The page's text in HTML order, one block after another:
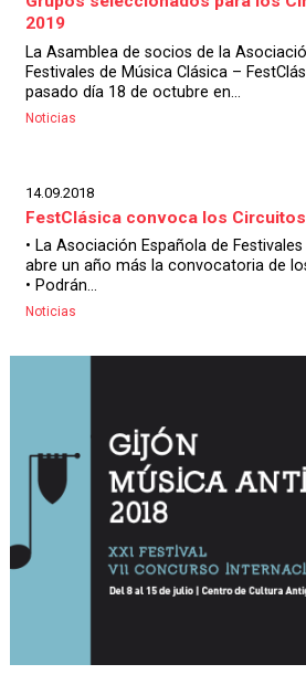
2019
La Asamblea de socios de la
Festivales de Música Clásica –
pasado día 18 de octubre en...
Noticias
14.09.2018
FestClásica convoca los
• La Asociación Española de
abre un año más la convocatoria de
• Podrán...
Noticias